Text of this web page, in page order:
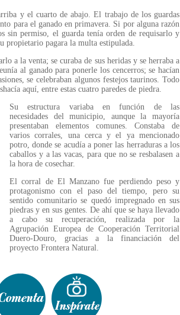
y el cuarto de abajo. El trabajo de los guardas
para el ganado en primavera. Si por alguna razón
sin permiso, el guarda tenía orden de requisarlo y
propietario pagara la multa estipulada.
a la venta; se curaba de sus heridas y se herraba a
al ganado para ponerle los cencerros; se hacían
se celebraban algunos festejos taurinos. Todo
aquí, entre estas cuatro paredes de piedra.
Su estructura variaba en función de las
necesidades del municipio, aunque la mayoría
presentaban elementos comunes. Constaba de
varios corrales, una cerca y el ya mencionado
potro, donde se acudía a poner las herraduras a los
caballos y a las vacas, para que no se resbalasen a
la hora de cosechar.
El corral de El Manzano fue perdiendo peso y
protagonismo con el paso del tiempo, pero su
sentido comunitario se quedó impregnado en sus
piedras y en sus gentes. De ahí que se haya llevado
a cabo su recuperación, realizada por la
Agrupación Europea de Cooperación Territorial
Duero-Douro, gracias a la financiación del
proyecto Frontera Natural.